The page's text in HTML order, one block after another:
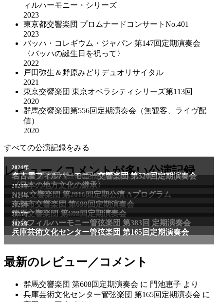
ィルハーモニー・シリーズ
2023
東京都交響楽団 プロムナードコンサートNo.401
2023
バッハ・コレギウム・ジャパン 第147回定期演奏会
〈バッハの誕生日を祝って〉
2022
戸田弥生＆野原みどりデュオリサイタル
2021
東京交響楽団 東京オペラシティシリーズ第113回
2020
群馬交響楽団第556回定期演奏会（無観客、ライヴ配
信）
2020
すべての公演記録をみる
レビュー／コメントが多い公演記録
最新のレビュー／コメント
群馬交響楽団 第608回定期演奏会 に 門池恵子 より
兵庫芸術文化センター管弦楽団 第165回定期演奏会 に